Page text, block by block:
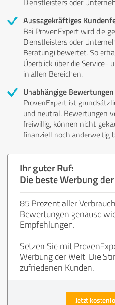
Dienstleisters oder
Aussagekräftiges
Bei ProvenExpert wird die
Dienstleisters oder
Beratung) bewertet. So
Überblick über die Service-
in allen Bereichen.
Unabhängige Bewertungen
ProvenExpert ist
und neutral. Bewertungen
freiwillig, können nicht
finanziell noch anderweitig
Ihr guter Ruf:
Die beste Werbung
85 Prozent aller
Bewertungen genauso
Empfehlungen.
Setzen Sie mit
Werbung der Welt: Die
zufriedenen Kunden.
Jetzt